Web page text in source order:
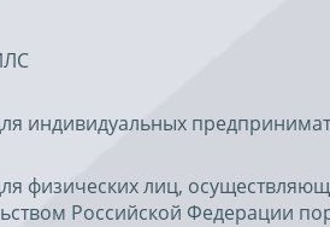
индивидуальных
физических лиц,
Российской Федерации